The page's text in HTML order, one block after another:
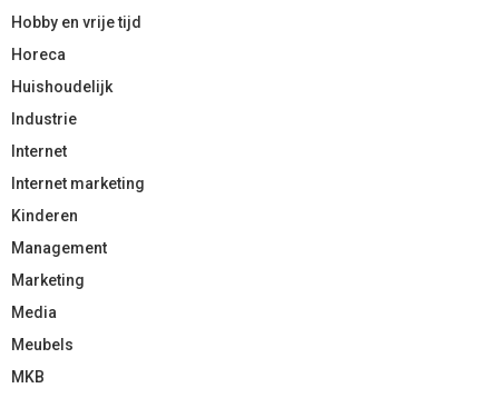
Hobby en vrije tijd
Horeca
Huishoudelijk
Industrie
Internet
Internet marketing
Kinderen
Management
Marketing
Media
Meubels
MKB